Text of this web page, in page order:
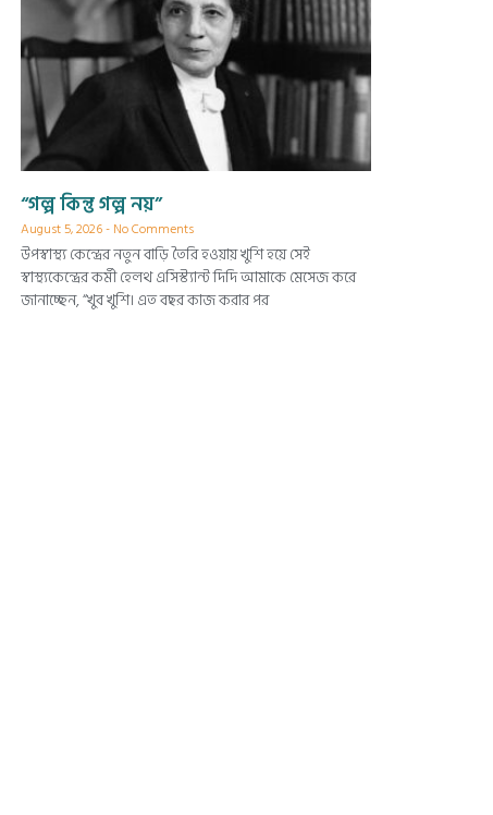
“গল্প কিন্তু গল্প নয়”
August 5, 2026 No Comments
উপস্বাস্থ্য কেন্দ্রের নতুন বাড়ি তৈরি হওয়ায় খুশি হয়ে সেই
স্বাস্থ্যকেন্দ্রের কর্মী হেলথ এসিস্ট্যান্ট দিদি আমাকে মেসেজ করে
জানাচ্ছেন, “খুব খুশি। এত বছর কাজ করার পর